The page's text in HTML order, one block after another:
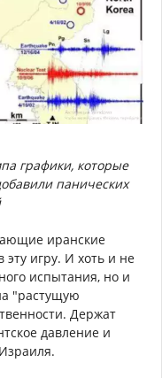
графики, которые
панических
иранские
игру. И хоть и не
испытания, но и
"растущую
Держат
давление и